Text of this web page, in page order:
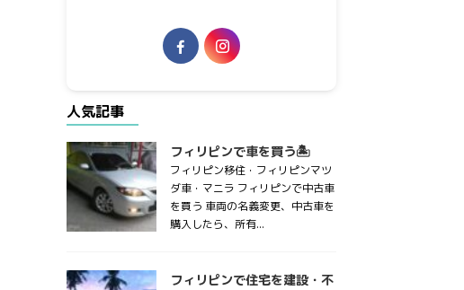
人気記事
フィリピンで車を買う🏝
フィリピン移住・フィリピンマツ
ダ車・マニラ フィリピンで中古車
を買う 車両の名義変更、中古車を
購入したら、所有...
フィリピンで住宅を建設・不